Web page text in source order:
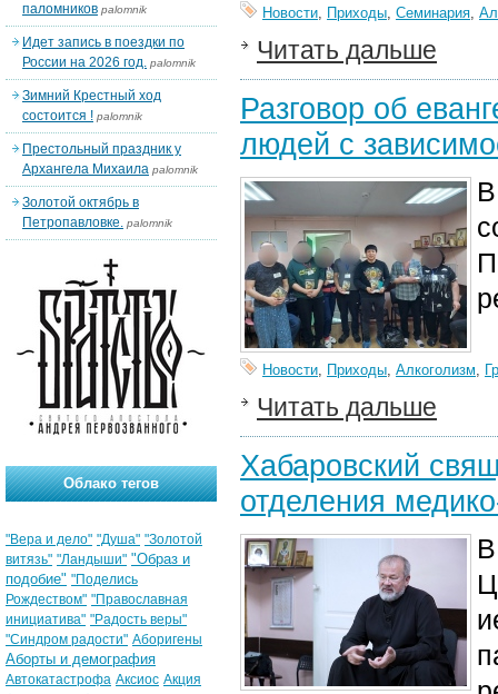
Новости, Приходы, Семинария,
Читать дальше
Разговор об
людей с
Новости, Приходы, Алкоголизм,
Читать дальше
Хабаровский
отделения
паломников palomnik
Идет запись в поездки по
России на 2026 год. palomnik
Зимний Крестный ход
состоится ! palomnik
Престольный праздник у
Архангела Михаила palomnik
Золотой октябрь в
Петропавловке. palomnik
Облако тегов
"Вера и дело" "Душа" "Золотой
витязь" "Ландыши" "Образ и
подобие" "Поделись
Рождеством" "Православная
инициатива" "Радость веры"
"Синдром радости" Аборигены
Аборты и демография
Автокатастрофа Аксиос Акция